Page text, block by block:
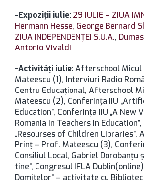
-Expoziţii iulie: 29 IULIE – ZIUA
Hermann Hesse, George Bernard
ZIUA INDEPENDENŢEI S.U.A.,
Antonio Vivaldi.
-Activităţi iulie:Afterschool Micul
Mateescu (1), Interviuri Radio
Centru Educaţional, Afterschool
Mateescu (2), Conferinţa IIU
Education”, Conferinţa IIU „A New
Romania in Teachers in
„Resourses of Children Libraries”,
Prinţ – Prof. Mateescu (3),
Consiliul Local, Gabriel Dorobanţu
tine”, Congresul IFLA
Domitelor” – activitate cu